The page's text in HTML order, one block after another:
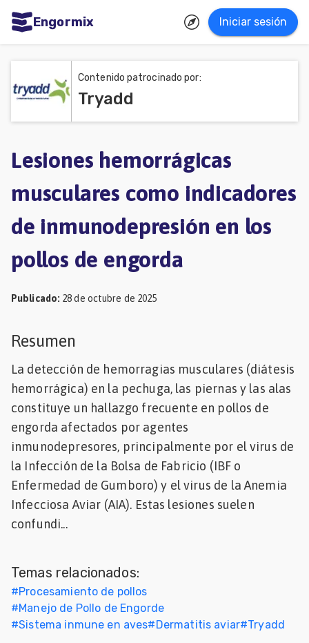
Engormix Iniciar sesión
Agricultura
Avicultura
Ganadería
Lechería
Porcicultura
Contenido patrocinado por:
Tryadd
Lesiones hemorrágicas
musculares como indicadores
de inmunodepresión en los
pollos de engorda
Publicado: 28 de octubre de 2025
Resumen
La detección de hemorragias musculares (diátesis
hemorrágica) en la pechuga, las piernas y las alas
constituye un hallazgo frecuente en pollos de
engorda afectados por agentes
inmunodepresores, principalmente por el virus de
la Infección de la Bolsa de Fabricio (IBF o
Enfermedad de Gumboro) y el virus de la Anemia
Infecciosa Aviar (AIA). Estas lesiones suelen
confundi...
Temas relacionados:
#Procesamiento de pollos
#Manejo de Pollo de Engorde
#Sistema inmune en aves# Dermatitis aviar#Tryadd